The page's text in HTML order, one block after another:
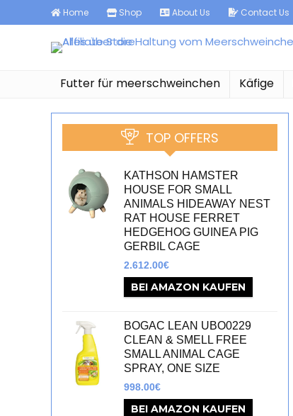
Home Shop About Us Contact Us
Futter für meerschweinchen Käfige
TOP OFFERS
KATHSON HAMSTER
HOUSE FOR SMALL
ANIMALS HIDEAWAY NEST
RAT HOUSE FERRET
HEDGEHOG GUINEA PIG
GERBIL CAGE
2.612.00€
BEI AMAZON KAUFEN
BOGAC LEAN UBO0229
CLEAN & SMELL FREE
SMALL ANIMAL CAGE
SPRAY, ONE SIZE
998.00€
BEI AMAZON KAUFEN